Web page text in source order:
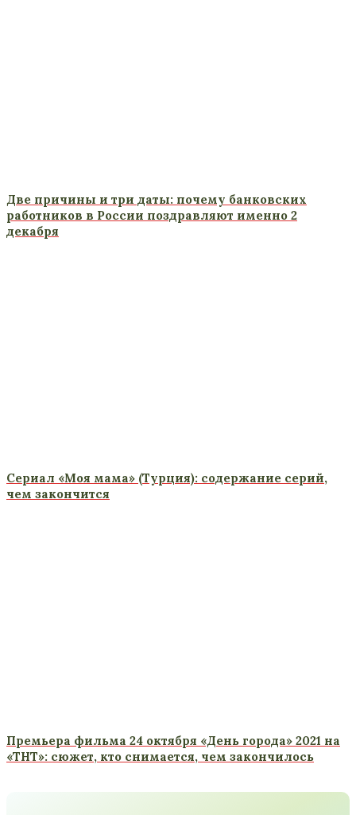
Две причины и три даты: почему банковских
работников в России поздравляют именно 2
декабря
Сериал «Моя мама» (Турция): содержание серий,
чем закончится
Премьера фильма 24 октября «День города» 2021 на
«ТНТ»: сюжет, кто снимается, чем закончилось